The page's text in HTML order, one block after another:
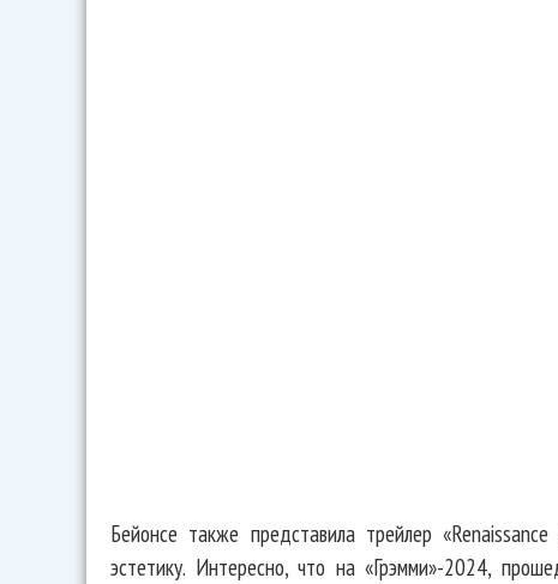
Бейонсе также представила трейлер
эстетику. Интересно, что на «Грэмми»-2024,